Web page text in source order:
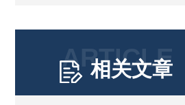
ARTICLE
相关文章